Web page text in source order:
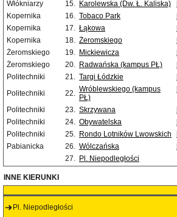
Włókniarzy
15. Karolewska (Dw. Ł. Kaliska)
Kopernika
16. Tobaco Park
Kopernika
17. Łąkowa
Kopernika
18. Żeromskiego
Żeromskiego
19. Mickiewicza
Żeromskiego
20. Radwańska (kampus PŁ)
Politechniki
21. Targi Łódzkie
Politechniki
22. Wróblewskiego (kampus
PŁ)
Politechniki 23. Skrzywana
Politechniki
24. Obywatelska
Politechniki
25. Rondo Lotników Lwowskich
Pabianicka
26. Wólczańska
27. Pl. Niepodległości
INNE KIERUNKI
Pl. Niepodległości